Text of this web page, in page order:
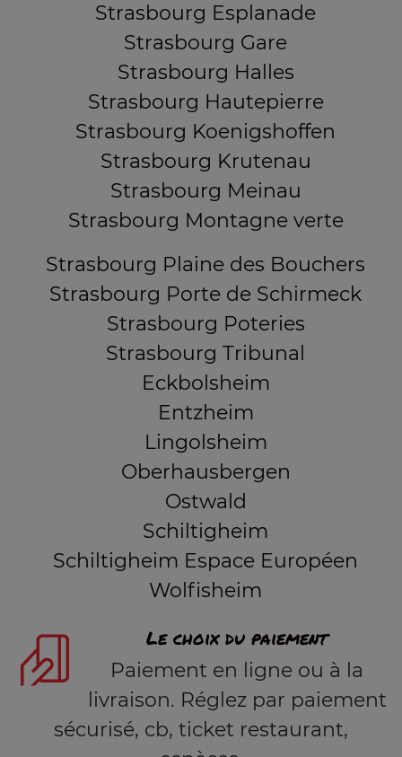
Strasbourg Esplanade
Strasbourg Gare
Strasbourg Halles
Strasbourg Hautepierre
Strasbourg Koenigshoffen
Strasbourg Krutenau
Strasbourg Meinau
Strasbourg Montagne verte
Strasbourg Plaine des Bouchers
Strasbourg Porte de Schirmeck
Strasbourg Poteries
Strasbourg Tribunal
Eckbolsheim
Entzheim
Lingolsheim
Oberhausbergen
Ostwald
Schiltigheim
Schiltigheim Espace Européen
Wolfisheim
Le choix du paiement
Paiement en ligne ou à la
livraison. Réglez par paiement
sécurisé, cb, ticket restaurant,